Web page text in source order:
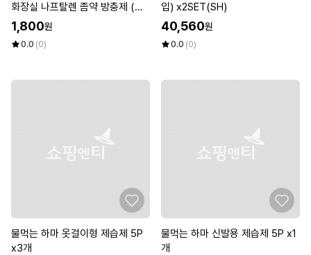
화장실 나프탈렌 좀약 방충제 (W
033014)
1,800원
0.0 (0)
입) x2SET(SH)
40,560원
0.0 (0)
물먹는 하마 옷걸이형 제습제 5P
x3개
물먹는 하마 신발용 제습제 5P x1
개